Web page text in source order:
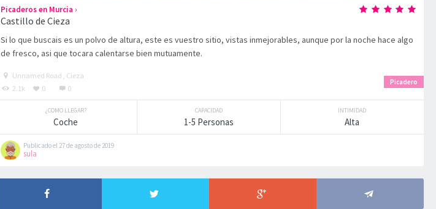
Picaderos en Murcia ›
Castillo de Cieza
Si lo que buscais es un polvo de altura, este es vuestro sitio, vistas inmejorables, aunque por la noche hace algo
de fresco, asi que tocara calentarse bien mutuamente.
Picadero
Unnamed Road , Cieza
2.1k
0 0
¿COMO LLEGAR?
Coche
CAPACIDAD
1-5 Personas
INTIMIDAD
Alta
Publicado el 27 de agosto de 2019
sula